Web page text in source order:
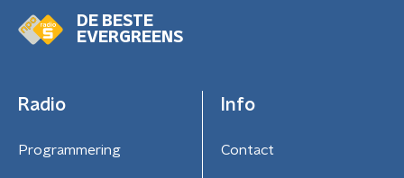
DE BESTE
EVERGREENS
Radio
Programmering
Info
Contact